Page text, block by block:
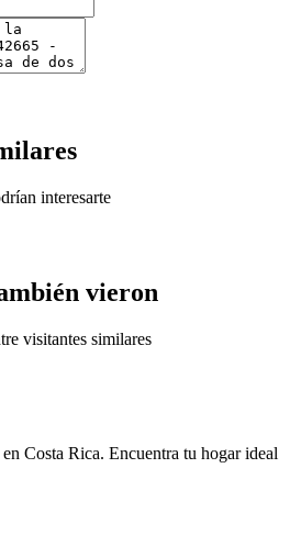
interesarte
vieron
visitantes similares
Costa Rica. Encuentra tu hogar ideal